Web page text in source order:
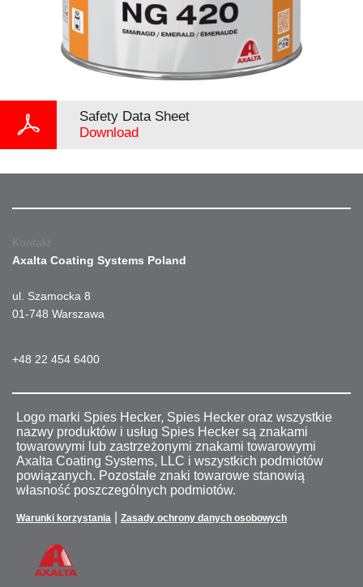
Safety Data Sheet
Download
Kontakt
Axalta Coating Systems Poland
ul. Szamocka 8
01-748 Warszawa
+48 22 454 6400
Logo marki Spies Hecker, Spies Hecker oraz wszystkie
nazwy produktów i usług Spies Hecker są znakami
towarowymi lub zastrzeżonymi znakami towarowymi
Axalta Coating Systems, LLC i wszystkich podmiotów
powiązanych. Pozostałe znaki towarowe stanowią
własność poszczególnych podmiotów.
Warunki korzystania Zasady ochrony danych osobowych